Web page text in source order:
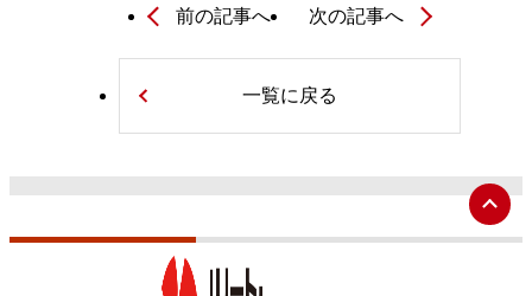
前の記事へ 次の記事へ
一覧に戻る
ペ
ー
ジ